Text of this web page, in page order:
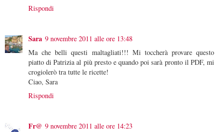
Rispondi
Sara 9 novembre 2011 alle ore 13:48
Ma che belli questi maltagliati!!! Mi toccherà provare questo
piatto di Patrizia al più presto e quando poi sarà pronto il PDF, mi
crogiolerò tra tutte le ricette!
Ciao, Sara
Rispondi
Fr@ 9 novembre 2011 alle ore 14:23